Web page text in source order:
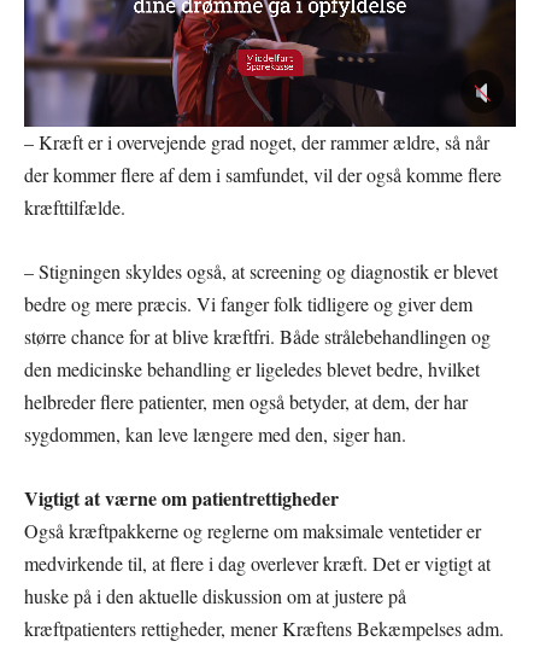
– Kræft er i overvejende grad noget, der rammer ældre, så når
der kommer flere af dem i samfundet, vil der også komme flere
kræfttilfælde.
– Stigningen skyldes også, at screening og diagnostik er blevet
bedre og mere præcis. Vi fanger folk tidligere og giver dem
større chance for at blive kræftfri. Både strålebehandlingen og
den medicinske behandling er ligeledes blevet bedre, hvilket
helbreder flere patienter, men også betyder, at dem, der har
sygdommen, kan leve længere med den, siger han.
Vigtigt at værne om patientrettigheder
Også kræftpakkerne og reglerne om maksimale ventetider er
medvirkende til, at flere i dag overlever kræft. Det er vigtigt at
huske på i den aktuelle diskussion om at justere på
kræftpatienters rettigheder, mener Kræftens Bekæmpelses adm.